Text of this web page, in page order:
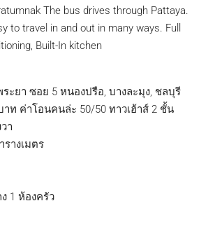
The bus drives through Pattaya.
to travel in and out in many ways. Full
Built-In kitchen
ะยา ซอย 5 หนองปรือ, บางละมุง, ชลบุรี
าท ค่าโอนคนล่ะ 50/50 ทาวเฮ้าส์ 2 ชั้น
า
างเมตร
1 ห้องครัว